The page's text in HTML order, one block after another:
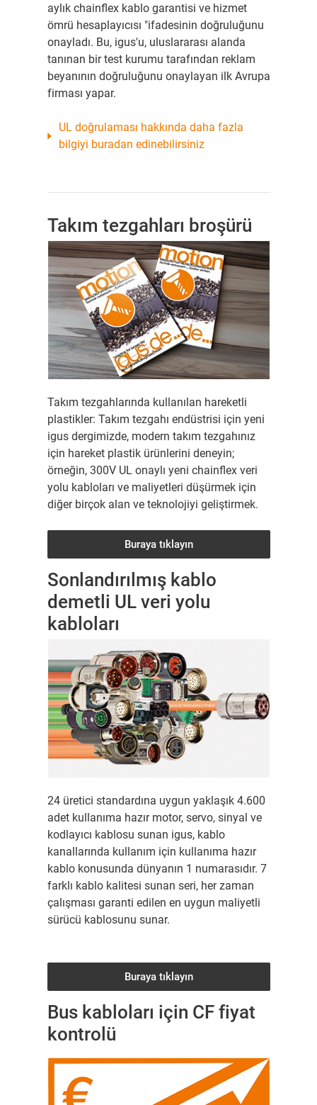
aylık chainflex kablo garantisi ve hizmet
ömrü hesaplayıcısı "ifadesinin doğruluğunu
onayladı. Bu, igus'u, uluslararası alanda
tanınan bir test kurumu tarafından reklam
beyanının doğruluğunu onaylayan ilk Avrupa
firması yapar.
UL doğrulaması hakkında daha fazla
bilgiyi buradan edinebilirsiniz
Takım tezgahları broşürü
Takım tezgahlarında kullanılan hareketli
plastikler: Takım tezgahı endüstrisi için yeni
igus dergimizde, modern takım tezgahınız
için hareket plastik ürünlerini deneyin;
örneğin, 300V UL onaylı yeni chainflex veri
yolu kabloları ve maliyetleri düşürmek için
diğer birçok alan ve teknolojiyi geliştirmek.
Buraya tıklayın
Sonlandırılmış kablo
demetli UL veri yolu
kabloları
24 üretici standardına uygun yaklaşık 4.600
adet kullanıma hazır motor, servo, sinyal ve
kodlayıcı kablosu sunan igus, kablo
kanallarında kullanım için kullanıma hazır
kablo konusunda dünyanın 1 numarasıdır. 7
farklı kablo kalitesi sunan seri, her zaman
çalışması garanti edilen en uygun maliyetli
sürücü kablosunu sunar.
Buraya tıklayın
Bus kabloları için CF fiyat
kontrolü